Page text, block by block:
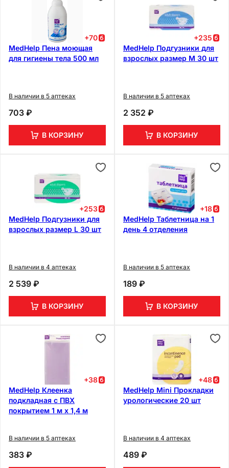
+70
MedHelp Пена моющая
для гигиены тела 500 мл
В наличии в 5 аптеках
703 ₽
В КОРЗИНУ
+235
MedHelp Подгузники для
взрослых размер M 30 шт
В наличии в 5 аптеках
2 352 ₽
В КОРЗИНУ
+253
MedHelp Подгузники для
взрослых размер L 30 шт
В наличии в 4 аптеках
2 539 ₽
В КОРЗИНУ
+18
MedHelp Таблетница на 1
день 4 отделения
В наличии в 5 аптеках
189 ₽
В КОРЗИНУ
+38
MedHelp Клеенка
подкладная с ПВХ
покрытием 1 м х 1,4 м
В наличии в 5 аптеках
383 ₽
+48
MedHelp Mini Прокладки
урологические 20 шт
В наличии в 4 аптеках
489 ₽